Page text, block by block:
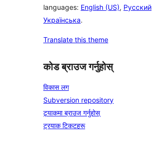
languages: English (US), Русский
Українська.
Translate this theme
कोड ब्राउज गर्नुहोस्
विकास लग
Subversion repository
ट्र्याकमा ब्राउज गर्नुहोस्
ट्रयाक टिकटहरू